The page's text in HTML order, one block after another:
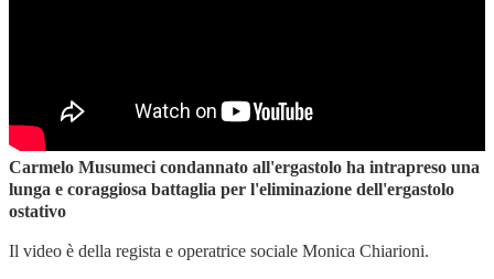
Carmelo Musumeci condannato all'ergastolo ha intrapreso una
lunga e coraggiosa battaglia per l'eliminazione dell'ergastolo
ostativo
Il video è della regista e operatrice sociale Monica Chiarioni.